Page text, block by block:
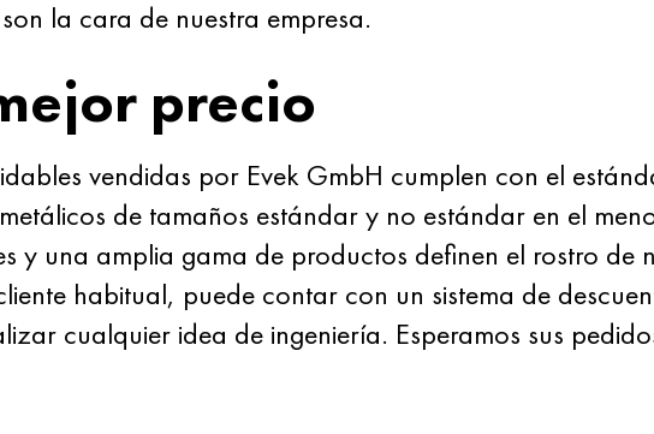
la cara de nuestra empresa.
precio
vendidas por Evek GmbH cumplen con el
de tamaños estándar y no estándar en el
y una amplia gama de productos definen el rostro de
habitual, puede contar con un sistema de
cualquier idea de ingeniería. Esperamos sus